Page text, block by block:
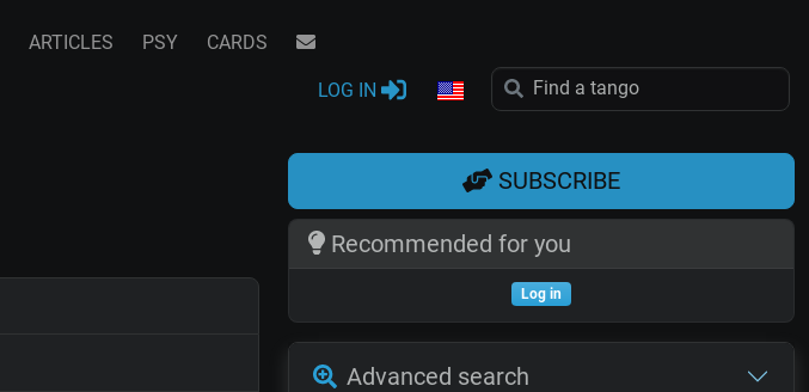
ARTICLES PSY CARDS
LOG IN
SUBSCRIBE
Recommended for you
Log in
Advanced search